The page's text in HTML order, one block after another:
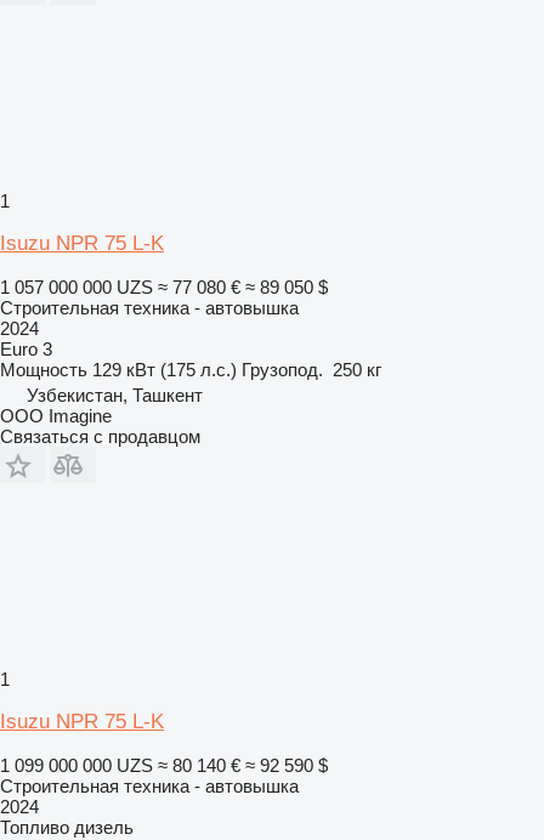
1
Isuzu NPR 75 L-K
1 057 000 000 UZS ≈ 77 080 € ≈ 89 050 $
Строительная техника - автовышка
2024
Euro 3
Мощность 129 кВт (175 л.с.) Грузопод. 250 кг
Узбекистан, Ташкент
OOO Imagine
Связаться с продавцом
1
Isuzu NPR 75 L-K
1 099 000 000 UZS ≈ 80 140 € ≈ 92 590 $
Строительная техника - автовышка
2024
Топливо дизель